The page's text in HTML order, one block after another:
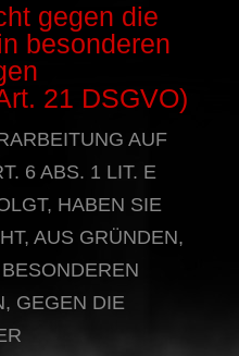
gegen die
besonderen
21 DSGVO)
AUF
6 ABS. 1 LIT. E
HABEN SIE
AUS GRÜNDEN,
GEGEN DIE